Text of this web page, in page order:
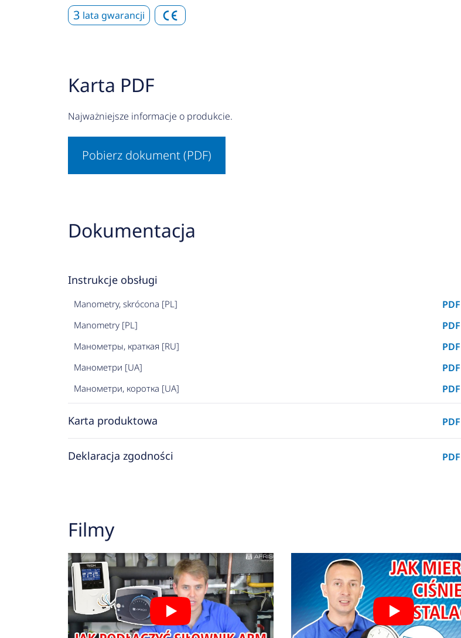
3 lata gwarancji
Karta PDF
Najważniejsze informacje o produkcie.
Pobierz dokument (PDF)
Dokumentacja
Instrukcje obsługi
Manometry, skrócona [PL] PDF
Manometry [PL] PDF
Манометры, краткая [RU] PDF
Манометри [UA] PDF
Манометри, коротка [UA] PDF
Karta produktowa PDF
Deklaracja zgodności PDF
Filmy